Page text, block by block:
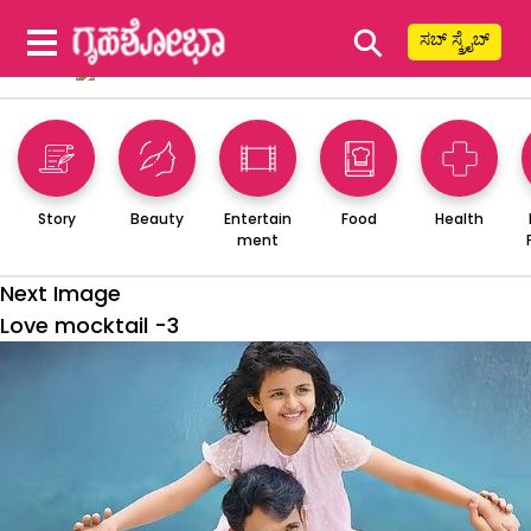
⚲ ಸಬ್ ಸ್ಕ್ರೈಬ್
Story Beauty
Entertain
ment
Food Health
Next Image
Love mocktail -3